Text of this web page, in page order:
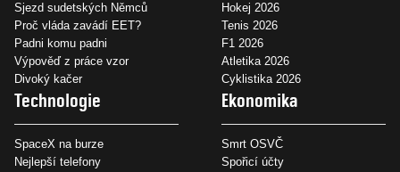
Sjezd sudetských Němců
Proč vláda zavádí EET?
Padni komu padni
Výpověď z práce vzor
Divoký kačer
Hokej 2026
Tenis 2026
F1 2026
Atletika 2026
Cyklistika 2026
Technologie
SpaceX na burze
Nejlepší telefony
Ekonomika
Smrt OSVČ
Spořicí účty